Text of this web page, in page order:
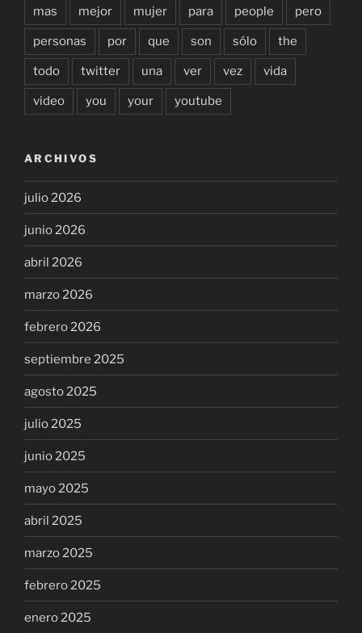
mas mejor mujer para people pero
personas por que son sólo the
todo twitter una ver vez vida
video you your youtube
ARCHIVOS
julio 2026
junio 2026
abril 2026
marzo 2026
febrero 2026
septiembre 2025
agosto 2025
julio 2025
junio 2025
mayo 2025
abril 2025
marzo 2025
febrero 2025
enero 2025